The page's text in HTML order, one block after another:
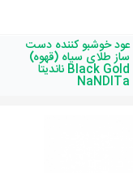
عود خوشبو کننده دست
ساز طلای سیاه (قهوه)
Black Gold ناندیتا
NaNDITa